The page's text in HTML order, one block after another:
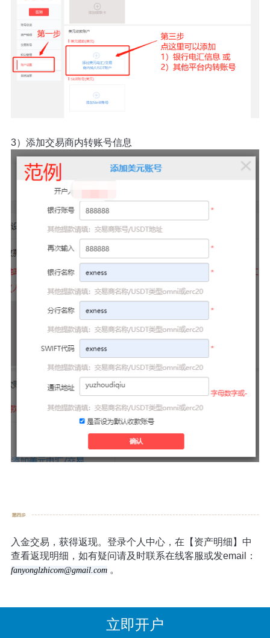
3）添加交易商内转账号信息
入金交易，获得返现。登录个人中心，在【资产明细】中
查看返现明细，如有疑问请及时联系在线客服或发email：
fanyonglzhicom@gmail.com。
立即开户